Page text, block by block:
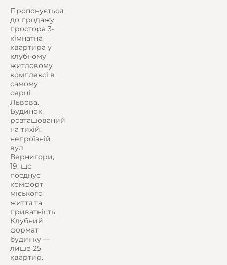
Пропонується
до продажу
простора 3-
кімнатна
квартира у
клубному
житловому
комплексі в
самому
серці
Львова.
Будинок
розташований
на тихій,
непроїзній
вул.
Вернигори,
19, що
поєднує
комфорт
міського
життя та
приватність.
Клубний
формат
будинку —
лише 25
квартир.